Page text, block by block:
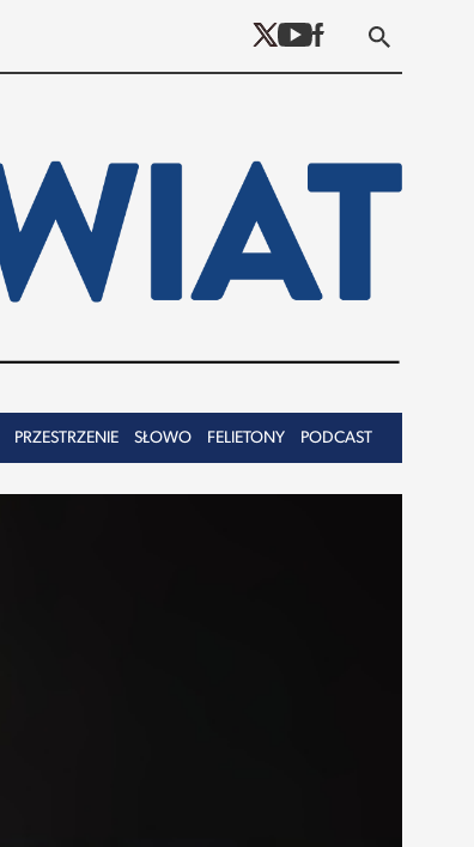
PRZESTRZENIE SŁOWO FELIETONY PODCAST